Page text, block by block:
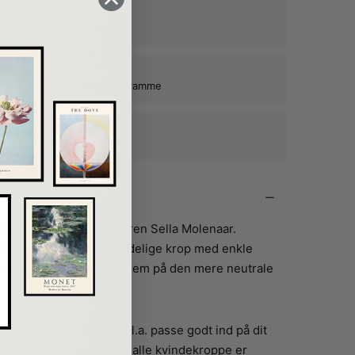
ind, når du tilkøber en ramme
rammer i egetræ
mange år frem
er skabt af kunstneren Sella Molenaar.
skønheden i den kvindelige krop med enkle
koboltblå står smukt frem på den mere neutrale
og enkelte plakat vil bl.a. passe godt ind på dit
kærlig påmindelse, at alle kvindekroppe er